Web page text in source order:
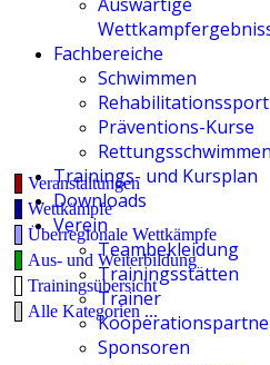
Fachbereiche
Schwimmen
Rehabilitationssport
Präventions-Kurse
Rettungsschwimmen
Trainings- und Kursplan
Downloads
Verein
Teambekleidung
Trainingsstätten
Trainer
Sponsoren
Veranstaltungen
Wettkämpfe
Überregionale Wettkämpfe
Aus- und Weiterbildung
Trainingsübersicht
Alle Kategorien ...